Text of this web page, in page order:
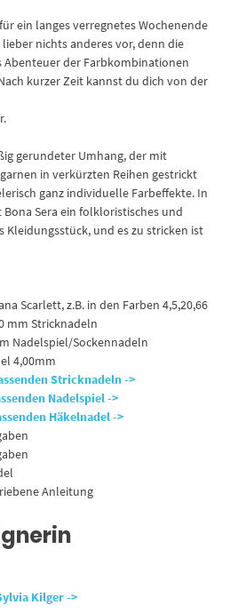
ein langes verregnetes Wochenende
nichts anderes vor, denn die
Abenteuer der Farbkombinationen
kurzer Zeit kannst du dich von der
gerundeter Umhang, der mit
in verkürzten Reihen gestrickt
ganz individuelle Farbeffekte. In
Sera ein folkloristisches und
Kleidungsstück, und es zu stricken ist
Scarlett, z.B. in den Farben 4,5,20,66
mm Stricknadeln
Nadelspiel/Sockennadeln
4,00mm
Stricknadeln ->
Nadelspiel ->
Häkelnadel ->
Anleitung
Kilger ->